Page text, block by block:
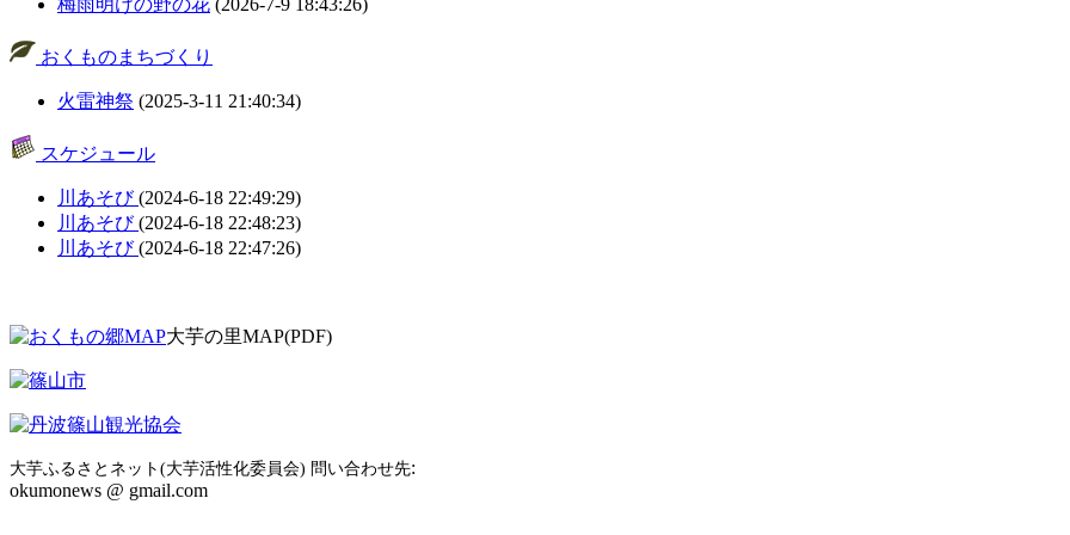
梅雨明けの野の花 (2026-7-9 18:43:26)
おくものまちづくり
火雷神祭 (2025-3-11 21:40:34)
スケジュール
川あそび(2024-6-18 22:49:29)
川あそび(2024-6-18 22:48:23)
川あそび(2024-6-18 22:47:26)
大芋の里MAP(PDF)
大芋ふるさとネット(大芋活性化委員会) 問い合わせ先:
okumonews @ gmail.com